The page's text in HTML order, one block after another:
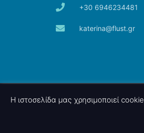
+30 6946234481
katerina@flust.gr
© 2026 nettings, ltd.
Η ιστοσελίδα μας χρησιμοποιεί